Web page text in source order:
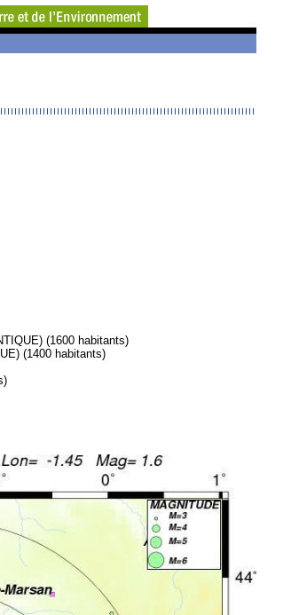
(1600 habitants)
(1400 habitants)